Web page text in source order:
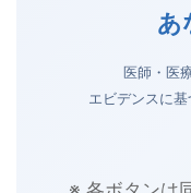
あ
医師・医
エビデンスに